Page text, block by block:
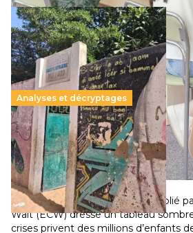
Analyses et décryptages
258 millions d’enfants victimes
chocs climatiques et des
population
11 juillet 2026- National
Un nouveau rapport mondial publié
Wait (ECW) dresse un tableau
crises privent des millions d’enfants